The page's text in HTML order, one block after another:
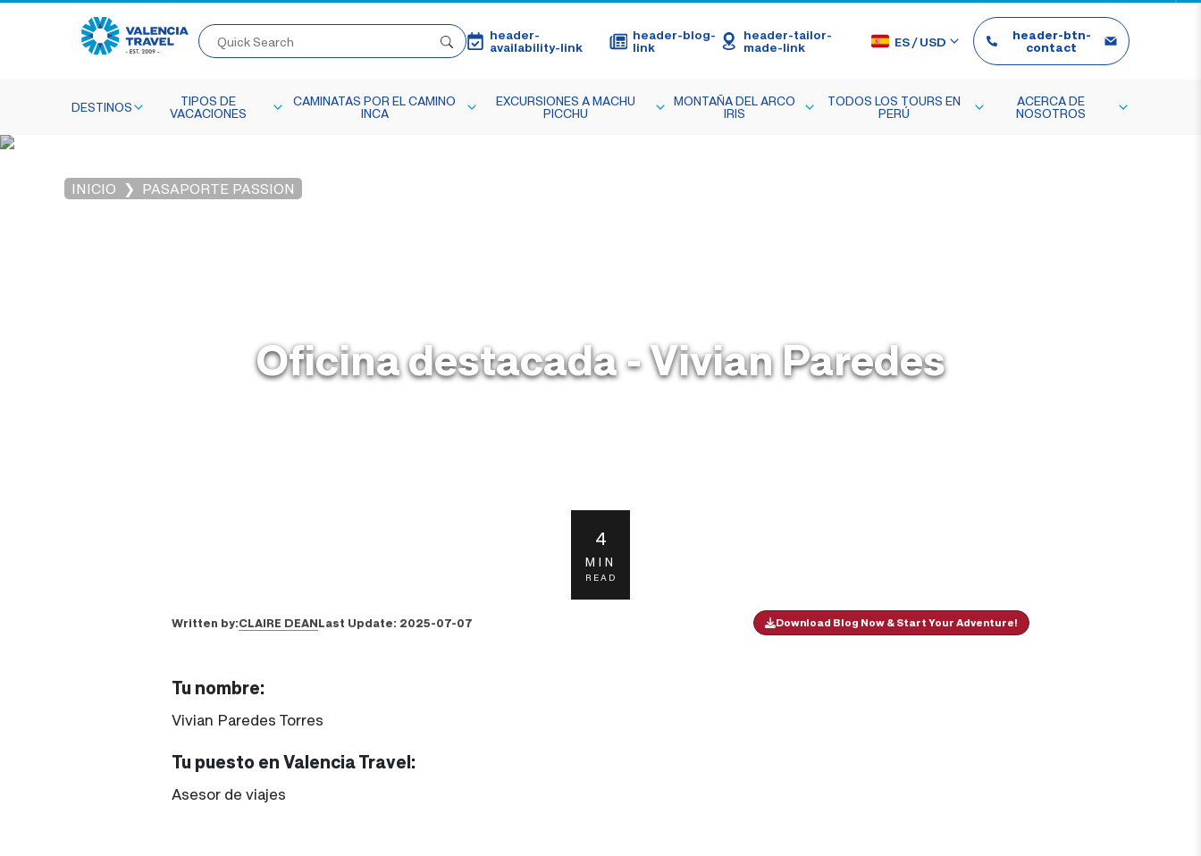
header-
availability-link
header-blog-
link
header-tailor-
made-link
ES/USD
header-btn-
contact
DESTINOS
TIPOS DE
VACACIONES
CAMINATAS POR EL CAMINO
INCA
EXCURSIONES A MACHU
PICCHU
MONTAÑA DEL ARCO
IRIS
TODOS LOS TOURS EN
PERÚ
ACERCA DE
NOSOTROS
INICIO PASAPORTE PASSION
Oficina destacada - Vivian Paredes
4
MIN
READ
Written by:CLAIRE DEANLast Update: 2025-07-07 Download Blog Now & Start Your Adventure!
Tu nombre:
Vivian Paredes Torres
Tu puesto en Valencia Travel:
Asesor de viajes